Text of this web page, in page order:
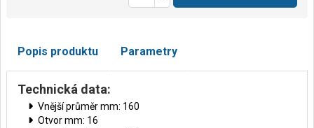
Popis produktu Parametry
Technická data:
Vnější průměr mm: 160
Otvor mm: 16